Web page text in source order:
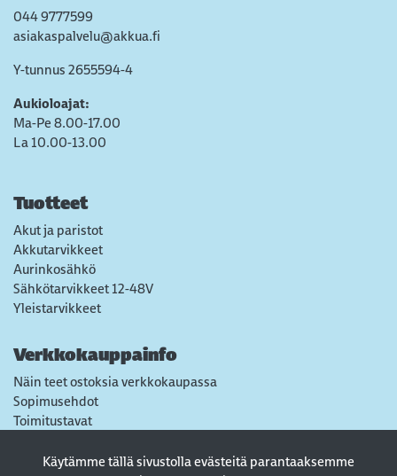
Käytämme tällä sivustolla evästeitä parantaaksemme
044 9777599
asiakaspalvelu@akkua.fi
Y-tunnus 2655594-4
Aukioloajat:
Ma-Pe 8.00-17.00
La 10.00-13.00
Tuotteet
Akut ja paristot
Akkutarvikkeet
Aurinkosähkö
Sähkötarvikkeet 12-48V
Yleistarvikkeet
Verkkokauppainfo
Näin teet ostoksia verkkokaupassa
Sopimusehdot
Toimitustavat
Tietosuojaseloste